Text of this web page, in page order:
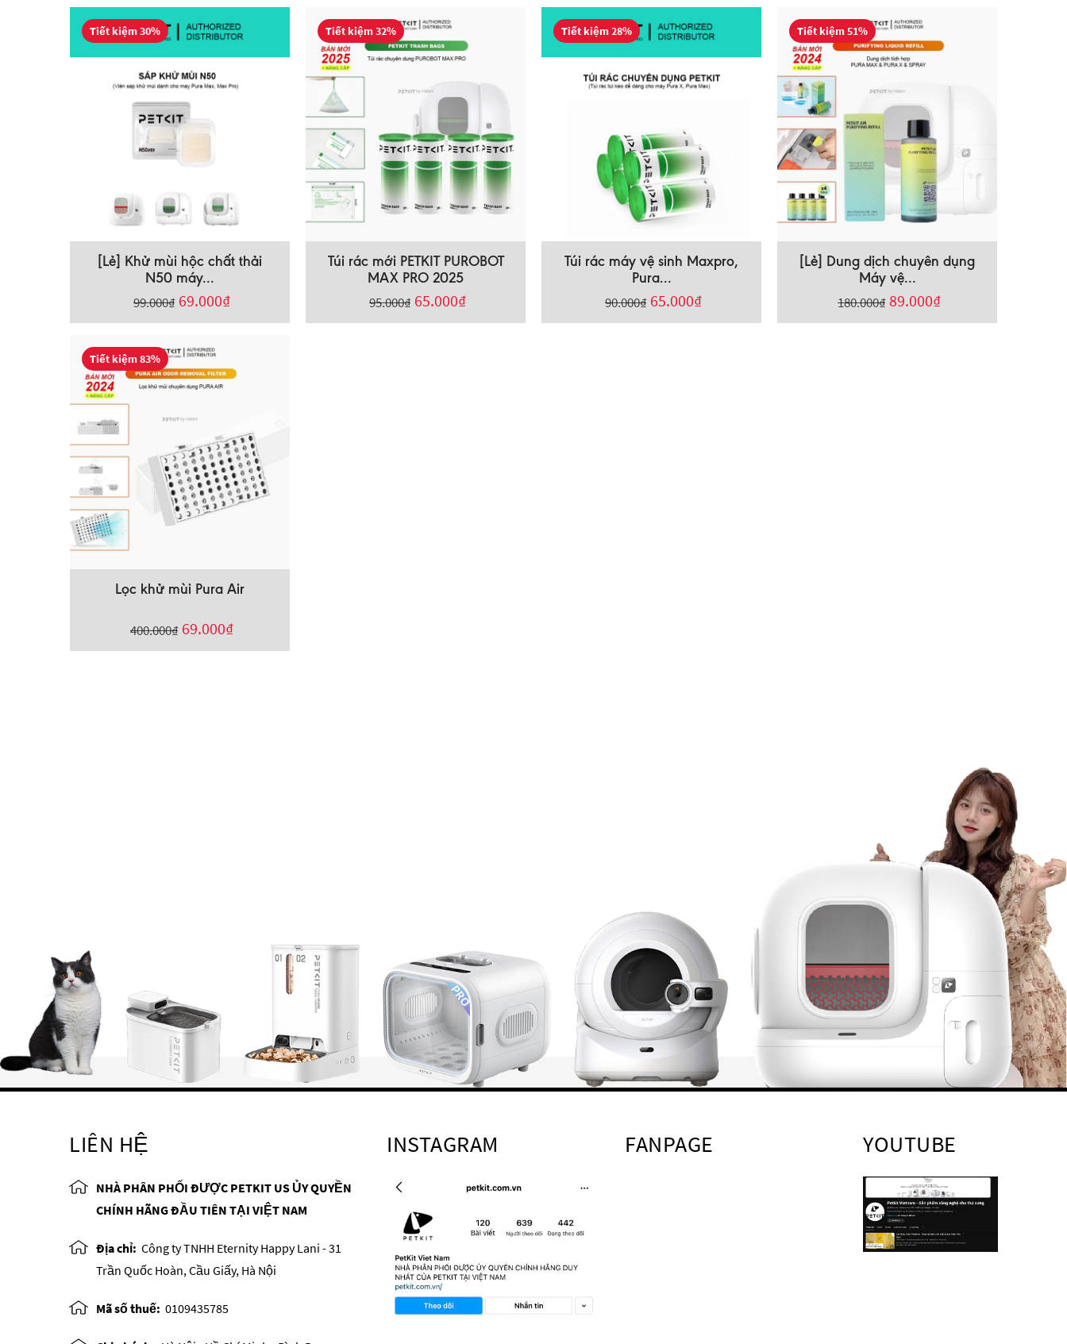
Tiết kiệm 30%
[Lẻ] Khử mùi hộc chất thải
N50 máy...
99.000₫ 69.000₫
Tiết kiệm 32%
Túi rác mới PETKIT PUROBOT
MAX PRO 2025
95.000₫ 65.000₫
Tiết kiệm 28%
Túi rác máy vệ sinh Maxpro,
Pura...
90.000₫ 65.000₫
Tiết kiệm 51%
[Lẻ] Dung dịch chuyên dụng
Máy vệ...
180.000₫ 89.000₫
Tiết kiệm 83%
Lọc khử mùi Pura Air
400.000₫ 69.000₫
LIÊN HỆ
NHÀ PHÂN PHỐI ĐƯỢC PETKIT US ỦY QUYỀN
CHÍNH HÃNG ĐẦU TIÊN TẠI VIỆT NAM
Địa chỉ: Công ty TNHH Eternity Happy Lani - 31
Trần Quốc Hoàn, Cầu Giấy, Hà Nội
Mã số thuế: 0109435785
INSTAGRAM FANPAGE YOUTUBE